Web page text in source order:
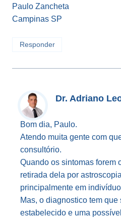
Paulo Zancheta
Campinas SP
Responder
Dr. Adriano
Bom dia, Paulo.
Atendo muita gente com
consultório.
Quando os sintomas forem
retirada dela por
principalmente em
Mas, o diagnostico tem que
estabelecido e uma